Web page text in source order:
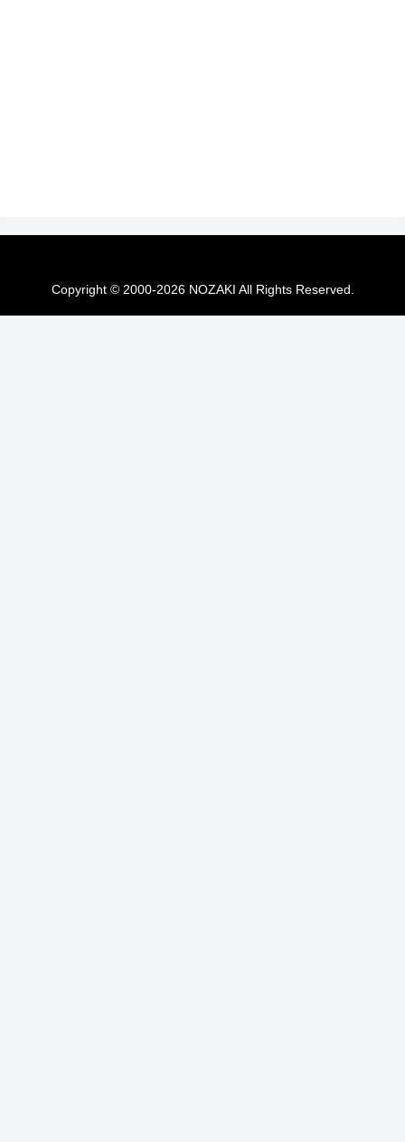
Copyright © 2000-2026 NOZAKI All Rights Reserved.